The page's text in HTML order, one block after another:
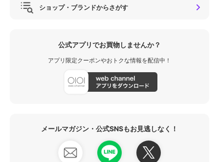
ショップ・ブランドからさがす
公式アプリでお買物しませんか？
アプリ限定クーポンやおトクな情報を配信中！
メールマガジン・公式SNSもお見逃しなく！